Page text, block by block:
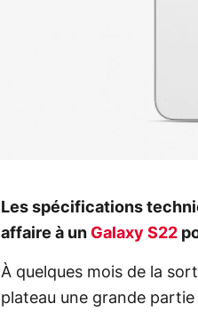
Les spécifications
affaire à un Galaxy S22
À quelques mois de la
plateau une grande